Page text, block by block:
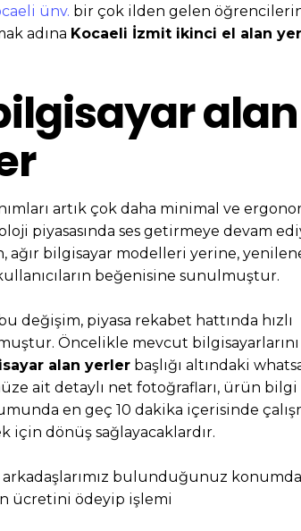
ünv. bir çok ilden gelen
adına Kocaeli İzmit ikinci el alan
alan
artık çok daha minimal ve
piyasasında ses getirmeye devam
ağır bilgisayar modelleri yerine,
beğenisine sunulmuştur.
değişim, piyasa rekabet hattında hızlı
Öncelikle mevcut bilgisayarlarını
alan yerler başlığı altındaki
ait detaylı net fotoğrafları, ürün
en geç 10 dakika içerisinde
için dönüş sağlayacaklardır.
bulunduğunuz
ücretini ödeyip işlemi